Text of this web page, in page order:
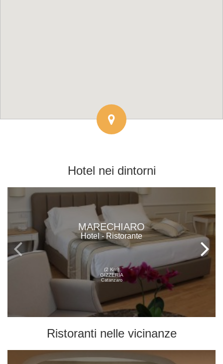
Hotel nei dintorni
MARECHIARO
Hotel - Ristorante
(2 Km)
GIZZERIA
Catanzaro
Ristoranti nelle vicinanze